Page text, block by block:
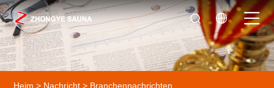
Heim > Nachricht > Branchennachrichten